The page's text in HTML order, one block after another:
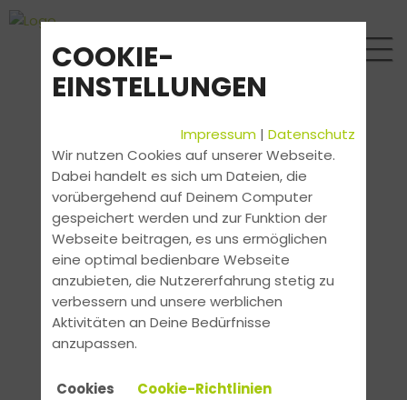
COOKIE-
EINSTELLUNGEN
Impressum |Datenschutz
Wir nutzen Cookies auf unserer Webseite.
Dabei handelt es sich um Dateien, die
vorübergehend auf Deinem Computer
gespeichert werden und zur Funktion der
Webseite beitragen, es uns ermöglichen
eine optimal bedienbare Webseite
anzubieten, die Nutzererfahrung stetig zu
verbessern und unsere werblichen
Aktivitäten an Deine Bedürfnisse
anzupassen.
Cookies Cookie-Richtlinien